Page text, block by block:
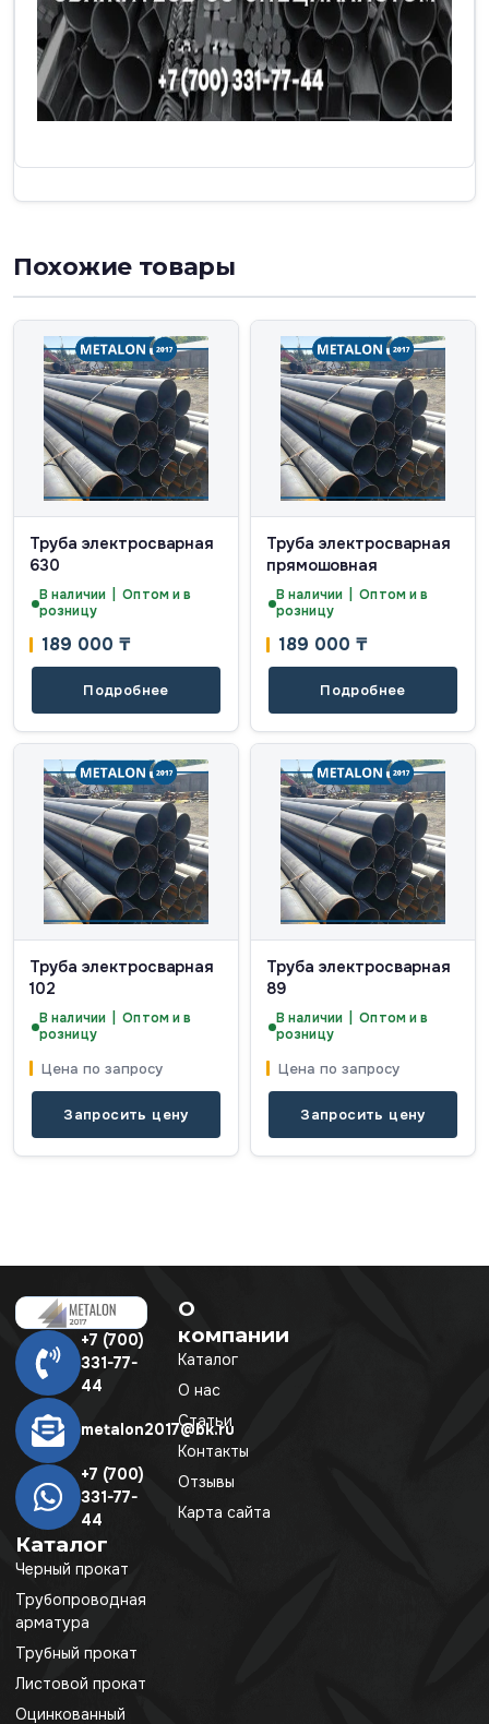
Похожие товары
Труба электросварная
630
В наличии | Оптом и в
розницу
189 000 ₸
Подробнее
Труба электросварная
прямошовная
В наличии | Оптом и в
розницу
189 000 ₸
Подробнее
Труба электросварная
102
В наличии | Оптом и в
розницу
Цена по запросу
Запросить цену
Труба электросварная
89
В наличии | Оптом и в
розницу
Цена по запросу
Запросить цену
+7 (700)
331-77-
44
metalon2017@bk.ru
+7 (700)
331-77-
44
Каталог
Черный прокат
Трубопроводная
арматура
Трубный прокат
Листовой прокат
Оцинкованный
О
компании
Каталог
О нас
Статьи
Контакты
Отзывы
Карта сайта